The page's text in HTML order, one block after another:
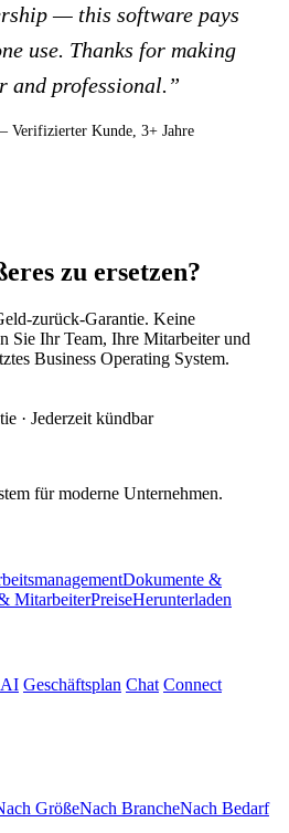
— this software pays
use. Thanks for making
and professional.”
Verifizierter Kunde, 3+ Jahre
zu ersetzen?
zurück-Garantie. Keine
Sie Ihr Team, Ihre Mitarbeiter und
Business Operating System.
· Jederzeit kündbar
für moderne Unternehmen.
Dokumente &
MitarbeiterPreiseHerunterladen
AI Geschäftsplan Chat Connect
GrößeNach BrancheNach Bedarf